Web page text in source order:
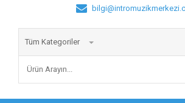
Tüm Kategoriler